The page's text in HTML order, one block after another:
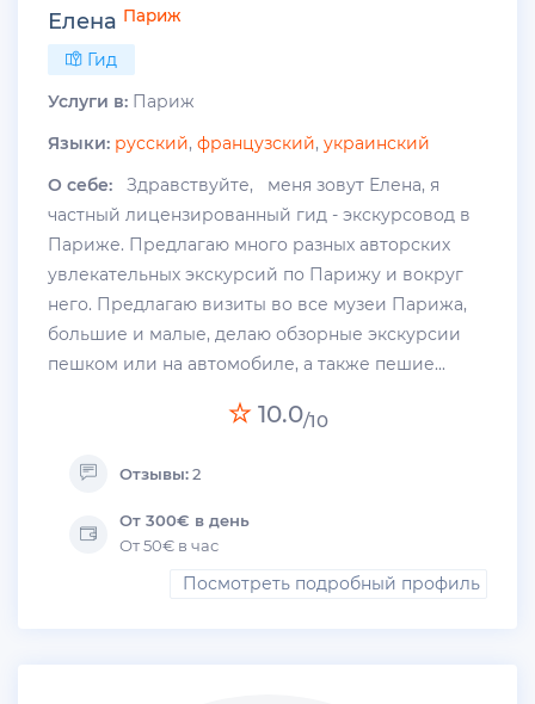
Елена Париж
Гид
Услуги в: Париж
Языки: русский, французский, украинский
О себе: Здравствуйте, меня зовут Елена, я
частный лицензированный гид - экскурсовод в
Париже. Предлагаю много разных авторских
увлекательных экскурсий по Парижу и вокруг
него. Предлагаю визиты во все музеи Парижа,
большие и малые, делаю обзорные экскурсии
пешком или на автомобиле, а также пешие...
10.0/10
Отзывы:2
От 300€ в день
От 50€ в час
Посмотреть подробный профиль